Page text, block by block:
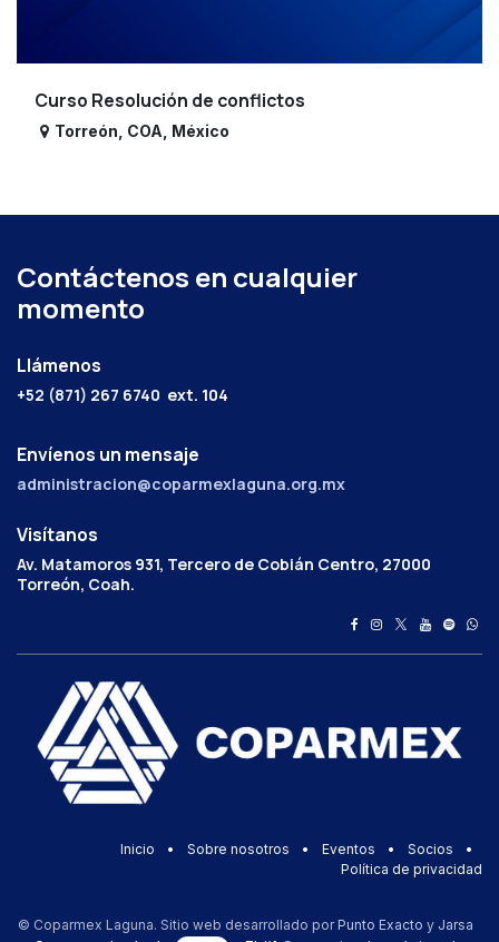
Curso Resolución de conflictos
Torreón COA México
Contáctenos en cualquier
momento
Llámenos
+52 (871) 267 6740 ext. 104
Envíenos un mensaje
administracion@coparmexlaguna.org.mx
Visítanos
Av. Matamoros 931, Tercero de Cobián Centro, 27000
Torreón, Coah.
Inicio • Sobre nosotros • Eventos • Socios
•
Política de privacidad
© Coparmex Laguna. Sitio web desarrollado por Punto Exacto y Jarsa